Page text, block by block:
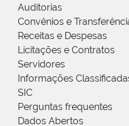
Auditorias
Convênios e
Receitas e Despesas
Licitações e Contratos
Servidores
Informações
SIC
Perguntas frequentes
Dados Abertos